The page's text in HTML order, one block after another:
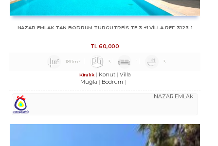
NAZAR EMLAK TAN BODRUM TURGUTREİS TE 3 +1 VİLLA REF-3123-1
TL60,000
180m² 3 1 3
Kiralık Konut
Villa
Muğla
Bodrum -
NAZAR EMLAK